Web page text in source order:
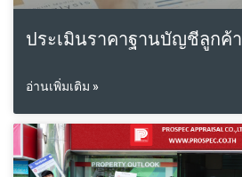
ประเมินราคาฐานบัญชีลูกค้า
อ่านเพิ่มเติม »